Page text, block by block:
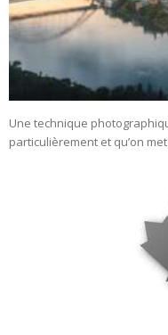
Une technique
particulièrement et qu’on